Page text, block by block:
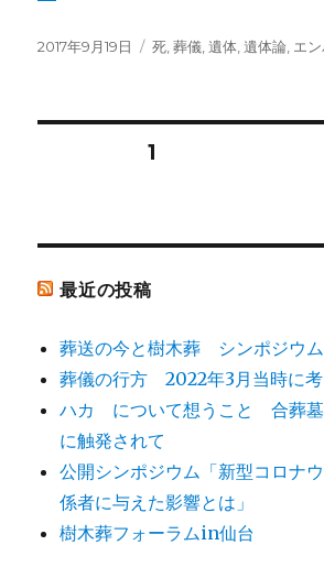
投
2017年9月19日
カ
死 ,葬儀 ,遺体 ,遺体論 エ
ナ
ゲ
ー
シ
ョ
固定ページ1
最近の投稿
葬送の今と樹木葬 シンポジウ
葬儀の行方 2022年3月当時に考
ハカ について想うこと 合葬墓
に触発されて
公開シンポジウム「新型コロナ
係者に与えた影響とは」
樹木葬フォーラムin仙台